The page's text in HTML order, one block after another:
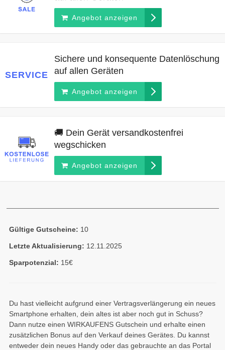
Angebot anzeigen
SERVICE
Sichere und konsequente Datenlöschung
auf allen Geräten
Angebot anzeigen
🚚 Dein Gerät versandkostenfrei
wegschicken
Angebot anzeigen
Gültige Gutscheine: 10
Letzte Aktualisierung: 12.11.2025
Sparpotenzial: 15€
Du hast vielleicht aufgrund einer Vertragsverlängerung ein neues
Smartphone erhalten, dein altes ist aber noch gut in Schuss?
Dann nutze einen WIRKAUFENS Gutschein und erhalte einen
zusätzlichen Bonus auf den Verkauf deines Gerätes. Du kannst
entweder dein neues Handy oder das gebrauchte an das Portal